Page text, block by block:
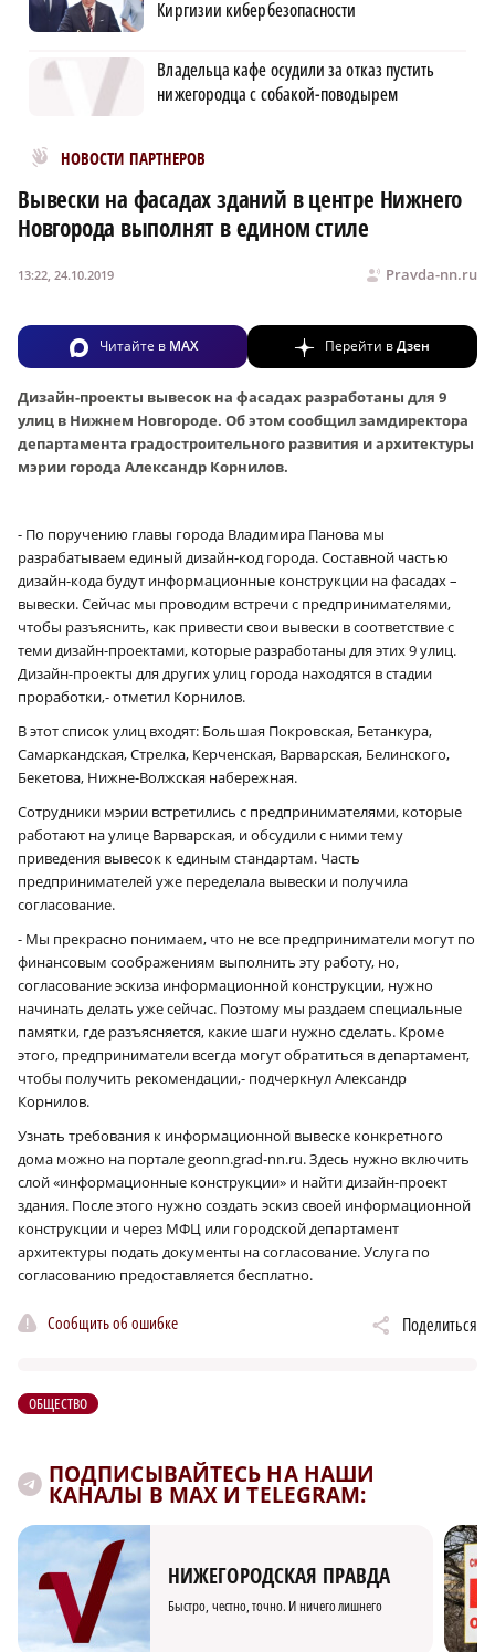
Киргизии кибербезопасности
Владельца кафе осудили за отказ пустить
нижегородца с собакой-поводырем
НОВОСТИ ПАРТНЕРОВ
Новости МирТесен
Вывески на фасадах зданий в центре Нижнего
Новгорода выполнят в едином стиле
Pravda-nn.ru
13:22, 24.10.2019
Читайте в MAX Перейти вДзен
Дизайн-проекты вывесок на фасадах разработаны для 9
улиц в Нижнем Новгороде. Об этом сообщил замдиректора
департамента градостроительного развития и архитектуры
мэрии города Александр Корнилов.
- По поручению главы города Владимира Панова мы
разрабатываем единый дизайн-код города. Составной частью
дизайн-кода будут информационные конструкции на фасадах –
вывески. Сейчас мы проводим встречи с предпринимателями,
чтобы разъяснить, как привести свои вывески в соответствие с
теми дизайн-проектами, которые разработаны для этих 9 улиц.
Дизайн-проекты для других улиц города находятся в стадии
проработки,- отметил Корнилов.
В этот список улиц входят: Большая Покровская, Бетанкура,
Самаркандская, Стрелка, Керченская, Варварская, Белинского,
Бекетова, Нижне-Волжская набережная.
Сотрудники мэрии встретились с предпринимателями, которые
работают на улице Варварская, и обсудили с ними тему
приведения вывесок к единым стандартам. Часть
предпринимателей уже переделала вывески и получила
согласование.
- Мы прекрасно понимаем, что не все предприниматели могут по
финансовым соображениям выполнить эту работу, но,
согласование эскиза информационной конструкции, нужно
начинать делать уже сейчас. Поэтому мы раздаем специальные
памятки, где разъясняется, какие шаги нужно сделать. Кроме
этого, предприниматели всегда могут обратиться в департамент,
чтобы получить рекомендации,- подчеркнул Александр
Корнилов.
Узнать требования к информационной вывеске конкретного
дома можно на портале geonn.grad-nn.ru. Здесь нужно включить
слой «информационные конструкции» и найти дизайн-проект
здания. После этого нужно создать эскиз своей информационной
конструкции и через МФЦ или городской департамент
архитектуры подать документы на согласование. Услуга по
согласованию предоставляется бесплатно.
Сообщить об ошибке Поделиться
ОБЩЕСТВО
ПОДПИСЫВАЙТЕСЬ НА НАШИ
КАНАЛЫ В MAX И TELEGRAM:
НИЖЕГОРОДСКАЯ ПРАВДА
Быстро, честно, точно. И ничего лишнего